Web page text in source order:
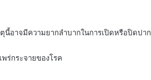
นี้อาจมีความยากลำบากในการเปิดหรือปิดปาก
ร่กระจายของโรค